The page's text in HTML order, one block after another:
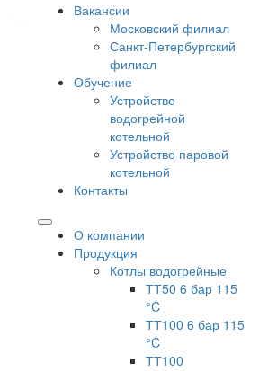
Вакансии
Московский филиал
Санкт-Петербургский
филиал
Обучение
Устройство
водогрейной
котельной
Устройство паровой
котельной
Контакты
О компании
Продукция
Котлы водогрейные
ТТ50 6 бар 115
°C
ТТ100 6 бар 115
°C
ТТ100